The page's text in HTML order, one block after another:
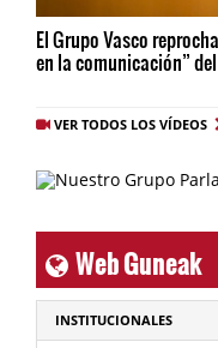
El Grupo Vasco
en la comunicación”
VER TODOS LOS VÍDEOS
Web Guneak
INSTITUCIONALES